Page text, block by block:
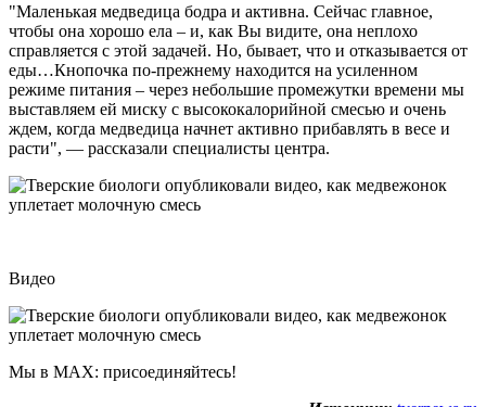
"Маленькая медведица бодра и активна. Сейчас главное,
чтобы она хорошо ела – и, как Вы видите, она неплохо
справляется с этой задачей. Но, бывает, что и отказывается от
еды…Кнопочка по-прежнему находится на усиленном
режиме питания – через небольшие промежутки времени мы
выставляем ей миску с высококалорийной смесью и очень
ждем, когда медведица начнет активно прибавлять в весе и
расти", — рассказали специалисты центра.
Видео
Мы в МАХ: присоединяйтесь!